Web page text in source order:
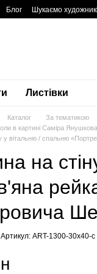
Блог
Шукаємо
Листівки
Каталог За тематикою
в картині Саміра Янушкова
у вітальню / спальню
на
Артикул: ART-1300-30x40-c